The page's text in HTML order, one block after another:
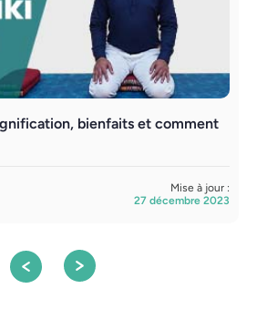
bienfaits et comment
Mise à jour :
27 décembre 2023